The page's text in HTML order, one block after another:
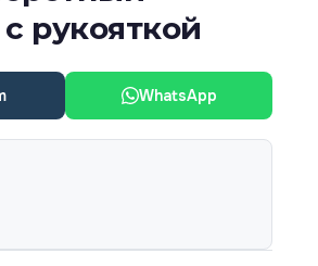
рукояткой
WhatsApp